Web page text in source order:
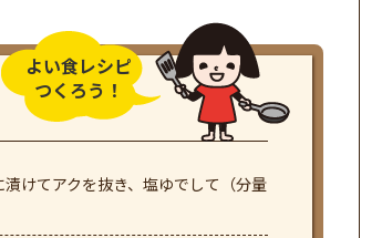
よい食レシピ
つくろう！
けてアクを抜き、塩ゆでして（分量